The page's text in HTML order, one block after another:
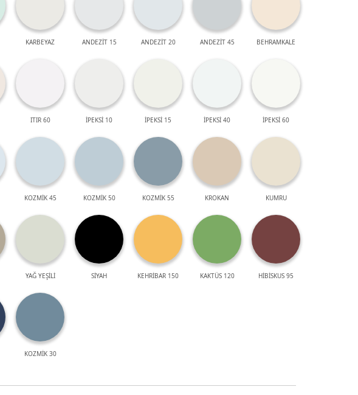
KARBEYAZ ANDEZİT 15 ANDEZİT 20 ANDEZİT 45 BEHRAMKALE
ITIR 60 İPEKSİ 10 İPEKSİ 15 İPEKSİ 40 İPEKSİ 60
KOZMİK 45 KOZMİK 50 KOZMİK 55 KROKAN KUMRU
YAĞ YEŞİLİ SİYAH KEHRİBAR 150 KAKTÜS 120 HİBİSKUS 95
KOZMİK 30